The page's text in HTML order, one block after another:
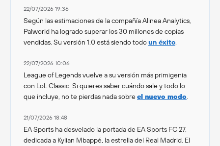
22/07/2026 19:36
Según las estimaciones de la compañía Alinea Analytics,
Palworld ha logrado superar los 30 millones de copias
vendidas. Su versión 1.0 está siendo todoun éxito.
22/07/2026 10:06
League of Legends vuelve a su versión más primigenia
con LoL Classic. Si quieres saber cuándo sale y todo lo
que incluye, no te pierdas nada sobreel nuevo modo.
21/07/2026 18:48
EA Sports ha desvelado la portada de EA Sports FC 27,
dedicada a Kylian Mbappé, la estrella del Real Madrid. El